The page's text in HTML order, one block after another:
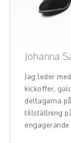
Johanna
Jag leder
kickoffer,
deltagarna
tillställning